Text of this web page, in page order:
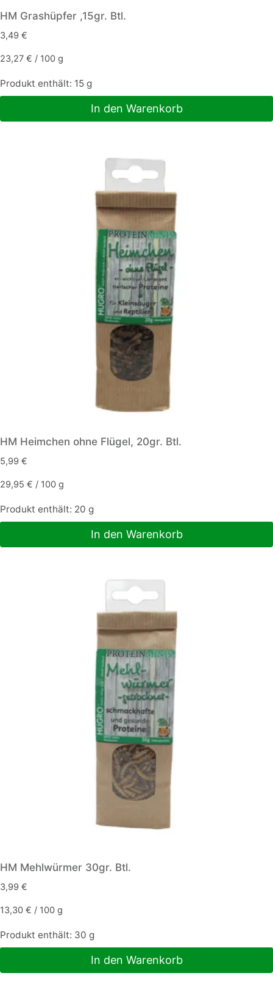
HM Grashüpfer ,15gr. Btl.
3,49 €
23,27 € / 100 g
Produkt enthält: 15 g
In den Warenkorb
HM Heimchen ohne Flügel, 20gr. Btl.
5,99 €
29,95 € / 100 g
Produkt enthält: 20 g
In den Warenkorb
HM Mehlwürmer 30gr. Btl.
3,99 €
13,30 € / 100 g
Produkt enthält: 30 g
In den Warenkorb